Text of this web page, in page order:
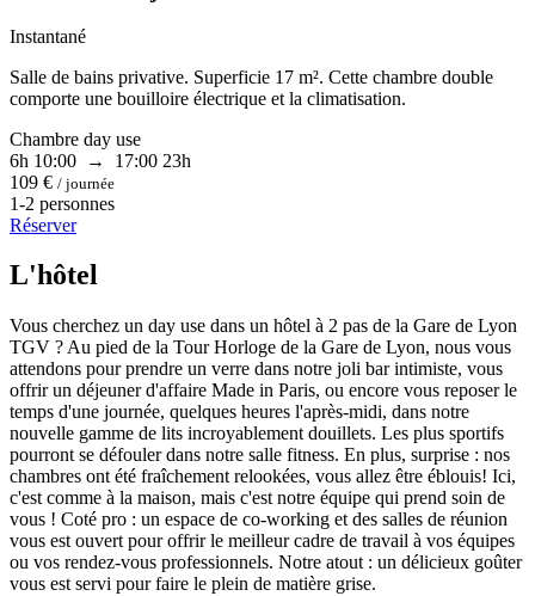
Instantané
Salle de bains privative. Superficie 17 m². Cette chambre double
comporte une bouilloire électrique et la climatisation.
Chambre day use
6h 10:00 → 17:00 23h
109 € / journée
1-2 personnes
Réserver
L'hôtel
Vous cherchez un day use dans un hôtel à 2 pas de la Gare de Lyon
TGV ? Au pied de la Tour Horloge de la Gare de Lyon, nous vous
attendons pour prendre un verre dans notre joli bar intimiste, vous
offrir un déjeuner d'affaire Made in Paris, ou encore vous reposer le
temps d'une journée, quelques heures l'après-midi, dans notre
nouvelle gamme de lits incroyablement douillets. Les plus sportifs
pourront se défouler dans notre salle fitness. En plus, surprise : nos
chambres ont été fraîchement relookées, vous allez être éblouis! Ici,
c'est comme à la maison, mais c'est notre équipe qui prend soin de
vous ! Coté pro : un espace de co-working et des salles de réunion
vous est ouvert pour offrir le meilleur cadre de travail à vos équipes
ou vos rendez-vous professionnels. Notre atout : un délicieux goûter
vous est servi pour faire le plein de matière grise.